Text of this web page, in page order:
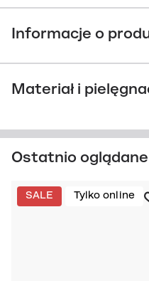
Informacje o
Materiał i
Ostatnio
SALE Tylko online